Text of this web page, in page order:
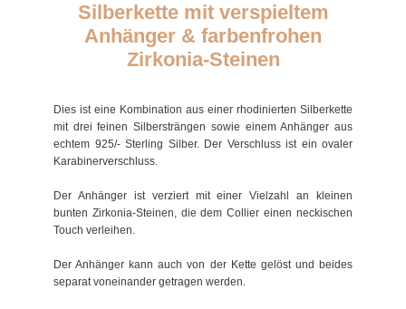
Silberkette mit verspieltem
Anhänger & farbenfrohen
Zirkonia-Steinen
Dies ist eine Kombination aus einer rhodinierten Silberkette
mit drei feinen Silbersträngen sowie einem Anhänger aus
echtem 925/- Sterling Silber. Der Verschluss ist ein ovaler
Karabinerverschluss.
Der Anhänger ist verziert mit einer Vielzahl an kleinen
bunten Zirkonia-Steinen, die dem Collier einen neckischen
Touch verleihen.
Der Anhänger kann auch von der Kette gelöst und beides
separat voneinander getragen werden.